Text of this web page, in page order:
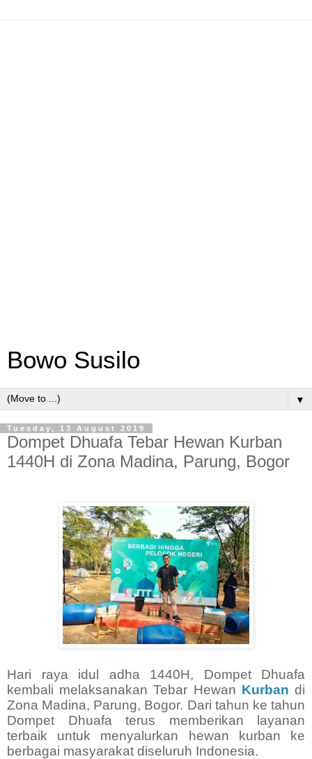
Bowo Susilo
▼
Tuesday, 13 August 2019
Dompet Dhuafa Tebar Hewan Kurban
1440H di Zona Madina, Parung, Bogor
Hari raya idul adha 1440H, Dompet Dhuafa
kembali melaksanakan Tebar Hewan Kurban di
Zona Madina, Parung, Bogor. Dari tahun ke tahun
Dompet Dhuafa terus memberikan layanan
terbaik untuk menyalurkan hewan kurban ke
berbagai masyarakat diseluruh Indonesia.